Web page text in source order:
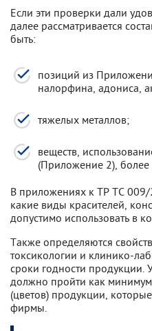
Если эти проверки дали
далее рассматривается
быть:
позиций из
налорфина, адониса,
тяжелых металлов;
веществ,
(Приложение 2),
В приложениях к ТР ТС 009/
какие виды красителей,
допустимо использовать в
Также определяются
токсикологии и клинико-
сроки годности продукции.
должно пройти как
(цветов) продукции,
фирмы.